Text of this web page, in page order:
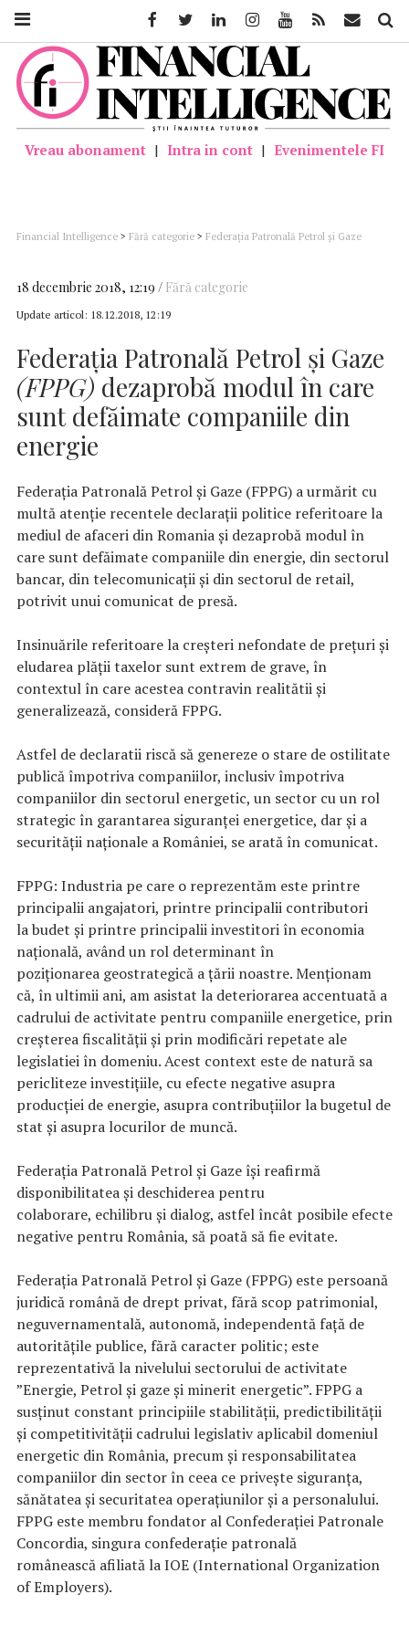
Vreau abonament | Intra in cont | Evenimentele FI
Financial Intelligence > Fără categorie > Federația Patronală Petrol și Gaze
18 decembrie 2018, 12:19 Fără categorie
Update articol: 18.12.2018, 12:19
Federația Patronală Petrol și Gaze
(FPPG) dezaprobă modul în care
sunt defăimate companiile din
energie
Federația Patronală Petrol și Gaze (FPPG) a urmărit cu
multă atenție recentele declarații politice referitoare la
mediul de afaceri din Romania și dezaprobă modul în
care sunt defăimate companiile din energie, din sectorul
bancar, din telecomunicații și din sectorul de retail,
potrivit unui comunicat de presă.
Insinuările referitoare la creșteri nefondate de prețuri și
eludarea plății taxelor sunt extrem de grave, în
contextul în care acestea contravin realitătii și
generalizează, consideră FPPG.
Astfel de declaratii riscă să genereze o stare de ostilitate
publică împotriva companiilor, inclusiv împotriva
companiilor din sectorul energetic, un sector cu un rol
strategic în garantarea siguranței energetice, dar și a
securității naționale a României, se arată în comunicat.
FPPG: Industria pe care o reprezentăm este printre
principalii angajatori, printre principalii contributori
la budet și printre principalii investitori în economia
națională, având un rol determinant în
poziționarea geostrategică a țării noastre. Menționam
că, în ultimii ani, am asistat la deteriorarea accentuată a
cadrului de activitate pentru companiile energetice, prin
creșterea fiscalității și prin modificări repetate ale
legislatiei în domeniu. Acest context este de natură sa
pericliteze investițiile, cu efecte negative asupra
producției de energie, asupra contribuțiilor la bugetul de
stat și asupra locurilor de muncă.
Federația Patronală Petrol și Gaze își reafirmă
disponibilitatea și deschiderea pentru
colaborare, echilibru și dialog, astfel încât posibile efecte
negative pentru România, să poată să fie evitate.
Federația Patronală Petrol și Gaze (FPPG) este persoană
juridică română de drept privat, fără scop patrimonial,
neguvernamentală, autonomă, independentă faţă de
autorităţile publice, fără caracter politic; este
reprezentativă la nivelului sectorului de activitate
”Energie, Petrol și gaze și minerit energetic”. FPPG a
susținut constant principiile stabilității, predictibilității
și competitivității cadrului legislativ aplicabil domeniul
energetic din România, precum și responsabilitatea
companiilor din sector în ceea ce privește siguranța,
sănătatea și securitatea operațiunilor și a personalului.
FPPG este membru fondator al Confederației Patronale
Concordia, singura confederație patronală
românească afiliată la IOE (International Organization
of Employers).
FacebookTwitter LinkedinInstagramYoutube Feed Mail